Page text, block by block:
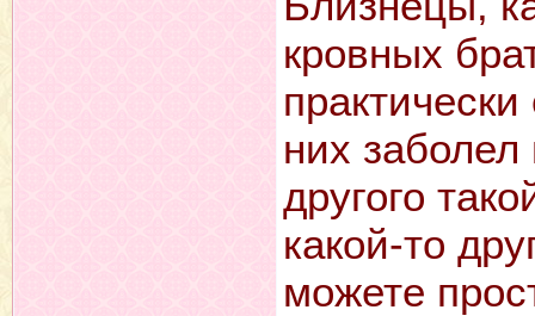
кровных
них заболел
другого
какой-то
можете